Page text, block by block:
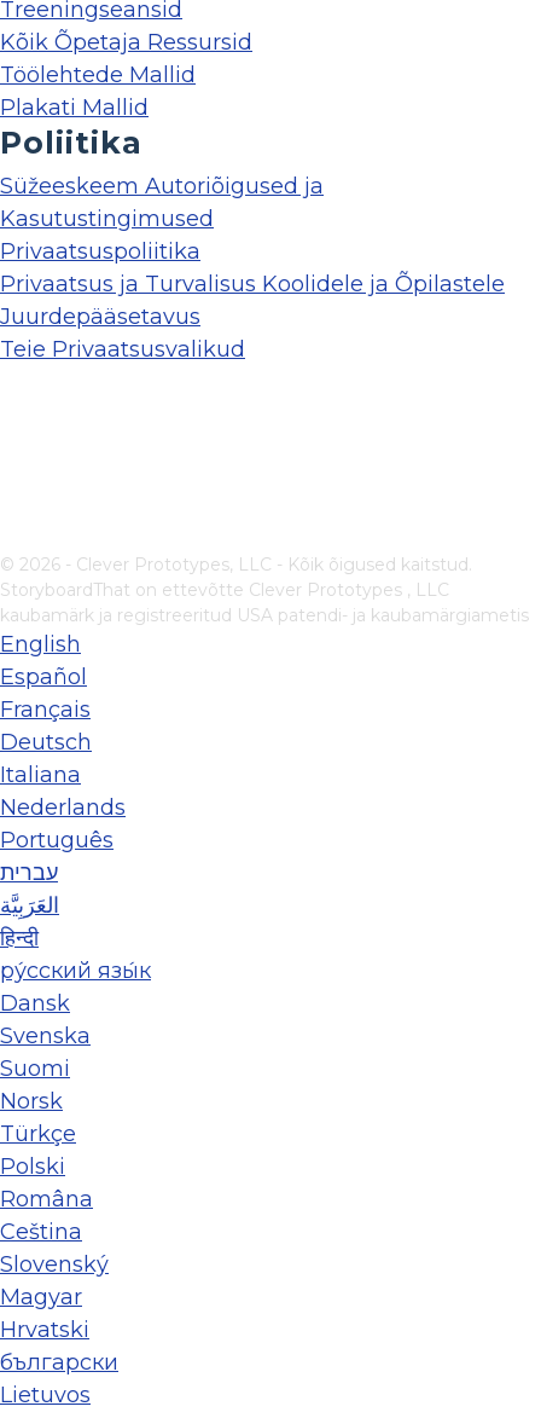
Treeningseansid
Kõik Õpetaja Ressursid
Töölehtede Mallid
Plakati Mallid
Poliitika
Süžeeskeem Autoriõigused ja
Kasutustingimused
Privaatsuspoliitika
Privaatsus ja Turvalisus Koolidele ja Õpilastele
Juurdepääsetavus
Teie Privaatsusvalikud
© 2026 - Clever Prototypes, LLC - Kõik õigused kaitstud.
StoryboardThat on ettevõtte Clever Prototypes , LLC
kaubamärk ja registreeritud USA patendi- ja kaubamärgiametis
English
Español
Français
Deutsch
Italiana
Nederlands
Português
עברית
العَرَبِيَّة
हिन्दी
ру́сский язы́к
Dansk
Svenska
Suomi
Norsk
Türkçe
Polski
Româna
Ceština
Slovenský
Magyar
Hrvatski
български
Lietuvos